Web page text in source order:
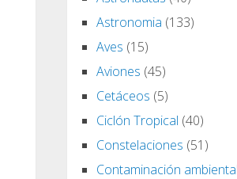
Astronomia (133)
Aves (15)
Aviones (45)
Cetáceos (5)
Ciclón Tropical (40)
Constelaciones (51)
Contaminación ambiental